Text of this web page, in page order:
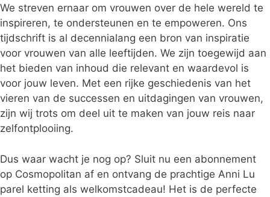
We streven ernaar om vrouwen over de hele wereld te
inspireren, te ondersteunen en te empoweren. Ons
tijdschrift is al decennialang een bron van inspiratie
voor vrouwen van alle leeftijden. We zijn toegewijd aan
het bieden van inhoud die relevant en waardevol is
voor jouw leven. Met een rijke geschiedenis van het
vieren van de successen en uitdagingen van vrouwen,
zijn wij trots om deel uit te maken van jouw reis naar
zelfontplooiing.
Dus waar wacht je nog op? Sluit nu een abonnement
op Cosmopolitan af en ontvang de prachtige Anni Lu
parel ketting als welkomstcadeau! Het is de perfecte